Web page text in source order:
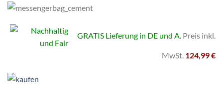
GRATIS Lieferung in DE und A. Preis inkl.
MwSt. 124,99€